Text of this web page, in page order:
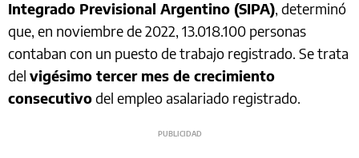
Integrado Previsional Argentino (SIPA), determinó
que, en noviembre de 2022, 13.018.100 personas
contaban con un puesto de trabajo registrado. Se trata
del vigésimo tercer mes de crecimiento
consecutivodel empleo asalariado registrado.